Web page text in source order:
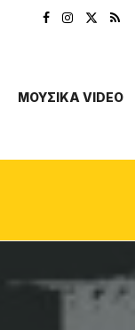
ΜΟΥΣΙΚΑ VIDEO